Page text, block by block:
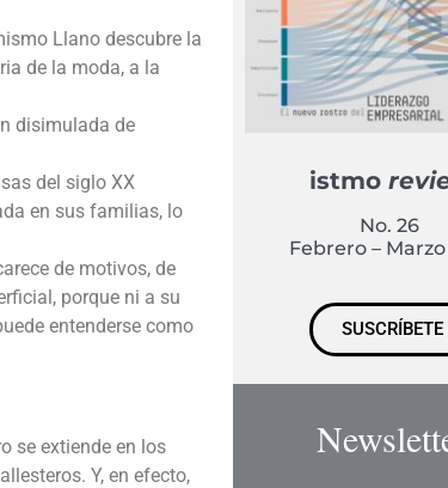
Llano descubre la
de la moda, a la
disimulada de
del siglo XX
en sus familias, lo
de motivos, de
porque ni a su
entenderse como
se extiende en los
Y, en efecto,
istmo
No. 26
Febrero –
SUSCRÍBETE